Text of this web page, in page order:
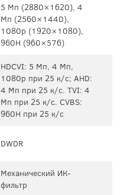
5 Mп (2880×1620), 4
Mп (2560×1440),
1080p (1920×1080),
960H (960×576)
HDCVI: 5 Мп, 4 Мп,
1080p при 25 к/с; AHD:
4 Мп при 25 к/с. TVI: 4
Мп при 25 к/с. CVBS:
960H при 25 к/с
DWDR
Механический ИК-
фильтр